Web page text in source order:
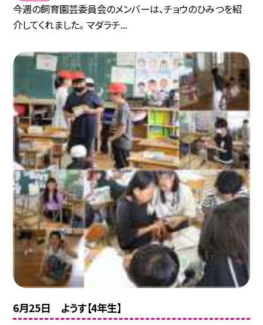
今週の飼育園芸委員会のメンバーは、チョウのひみつを紹
介してくれました。 マダラチ...
6月25日 ようす【4年生】